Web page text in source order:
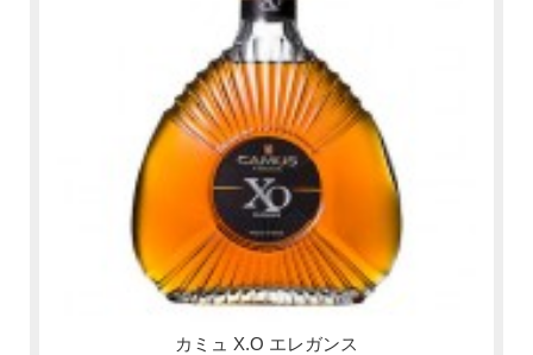
カミュ X.O エレガンス